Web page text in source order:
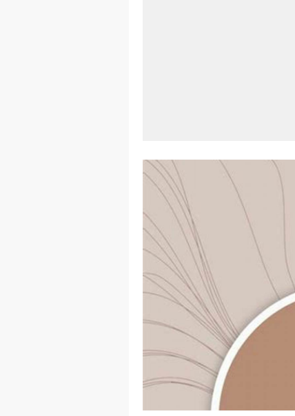
Aplikasi
Link
Power
Foto
Cara Cek
Cara
Bitcoin
Pp Wa
Simpan